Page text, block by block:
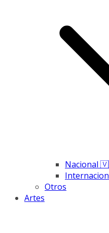
Nacional
Otros
Artes